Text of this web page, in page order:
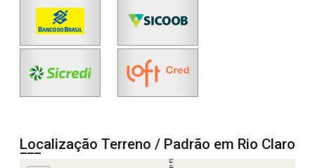
Localização Terreno / Padrão em Rio Claro